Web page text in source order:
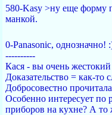
580-Kasy >ну еще форму
манкой.
0-Panasonic, однозначно!
----------
Кася - вы очень
Доказательство = как-
Добросовестно
Особенно интересует по
приборов на кухне? А то